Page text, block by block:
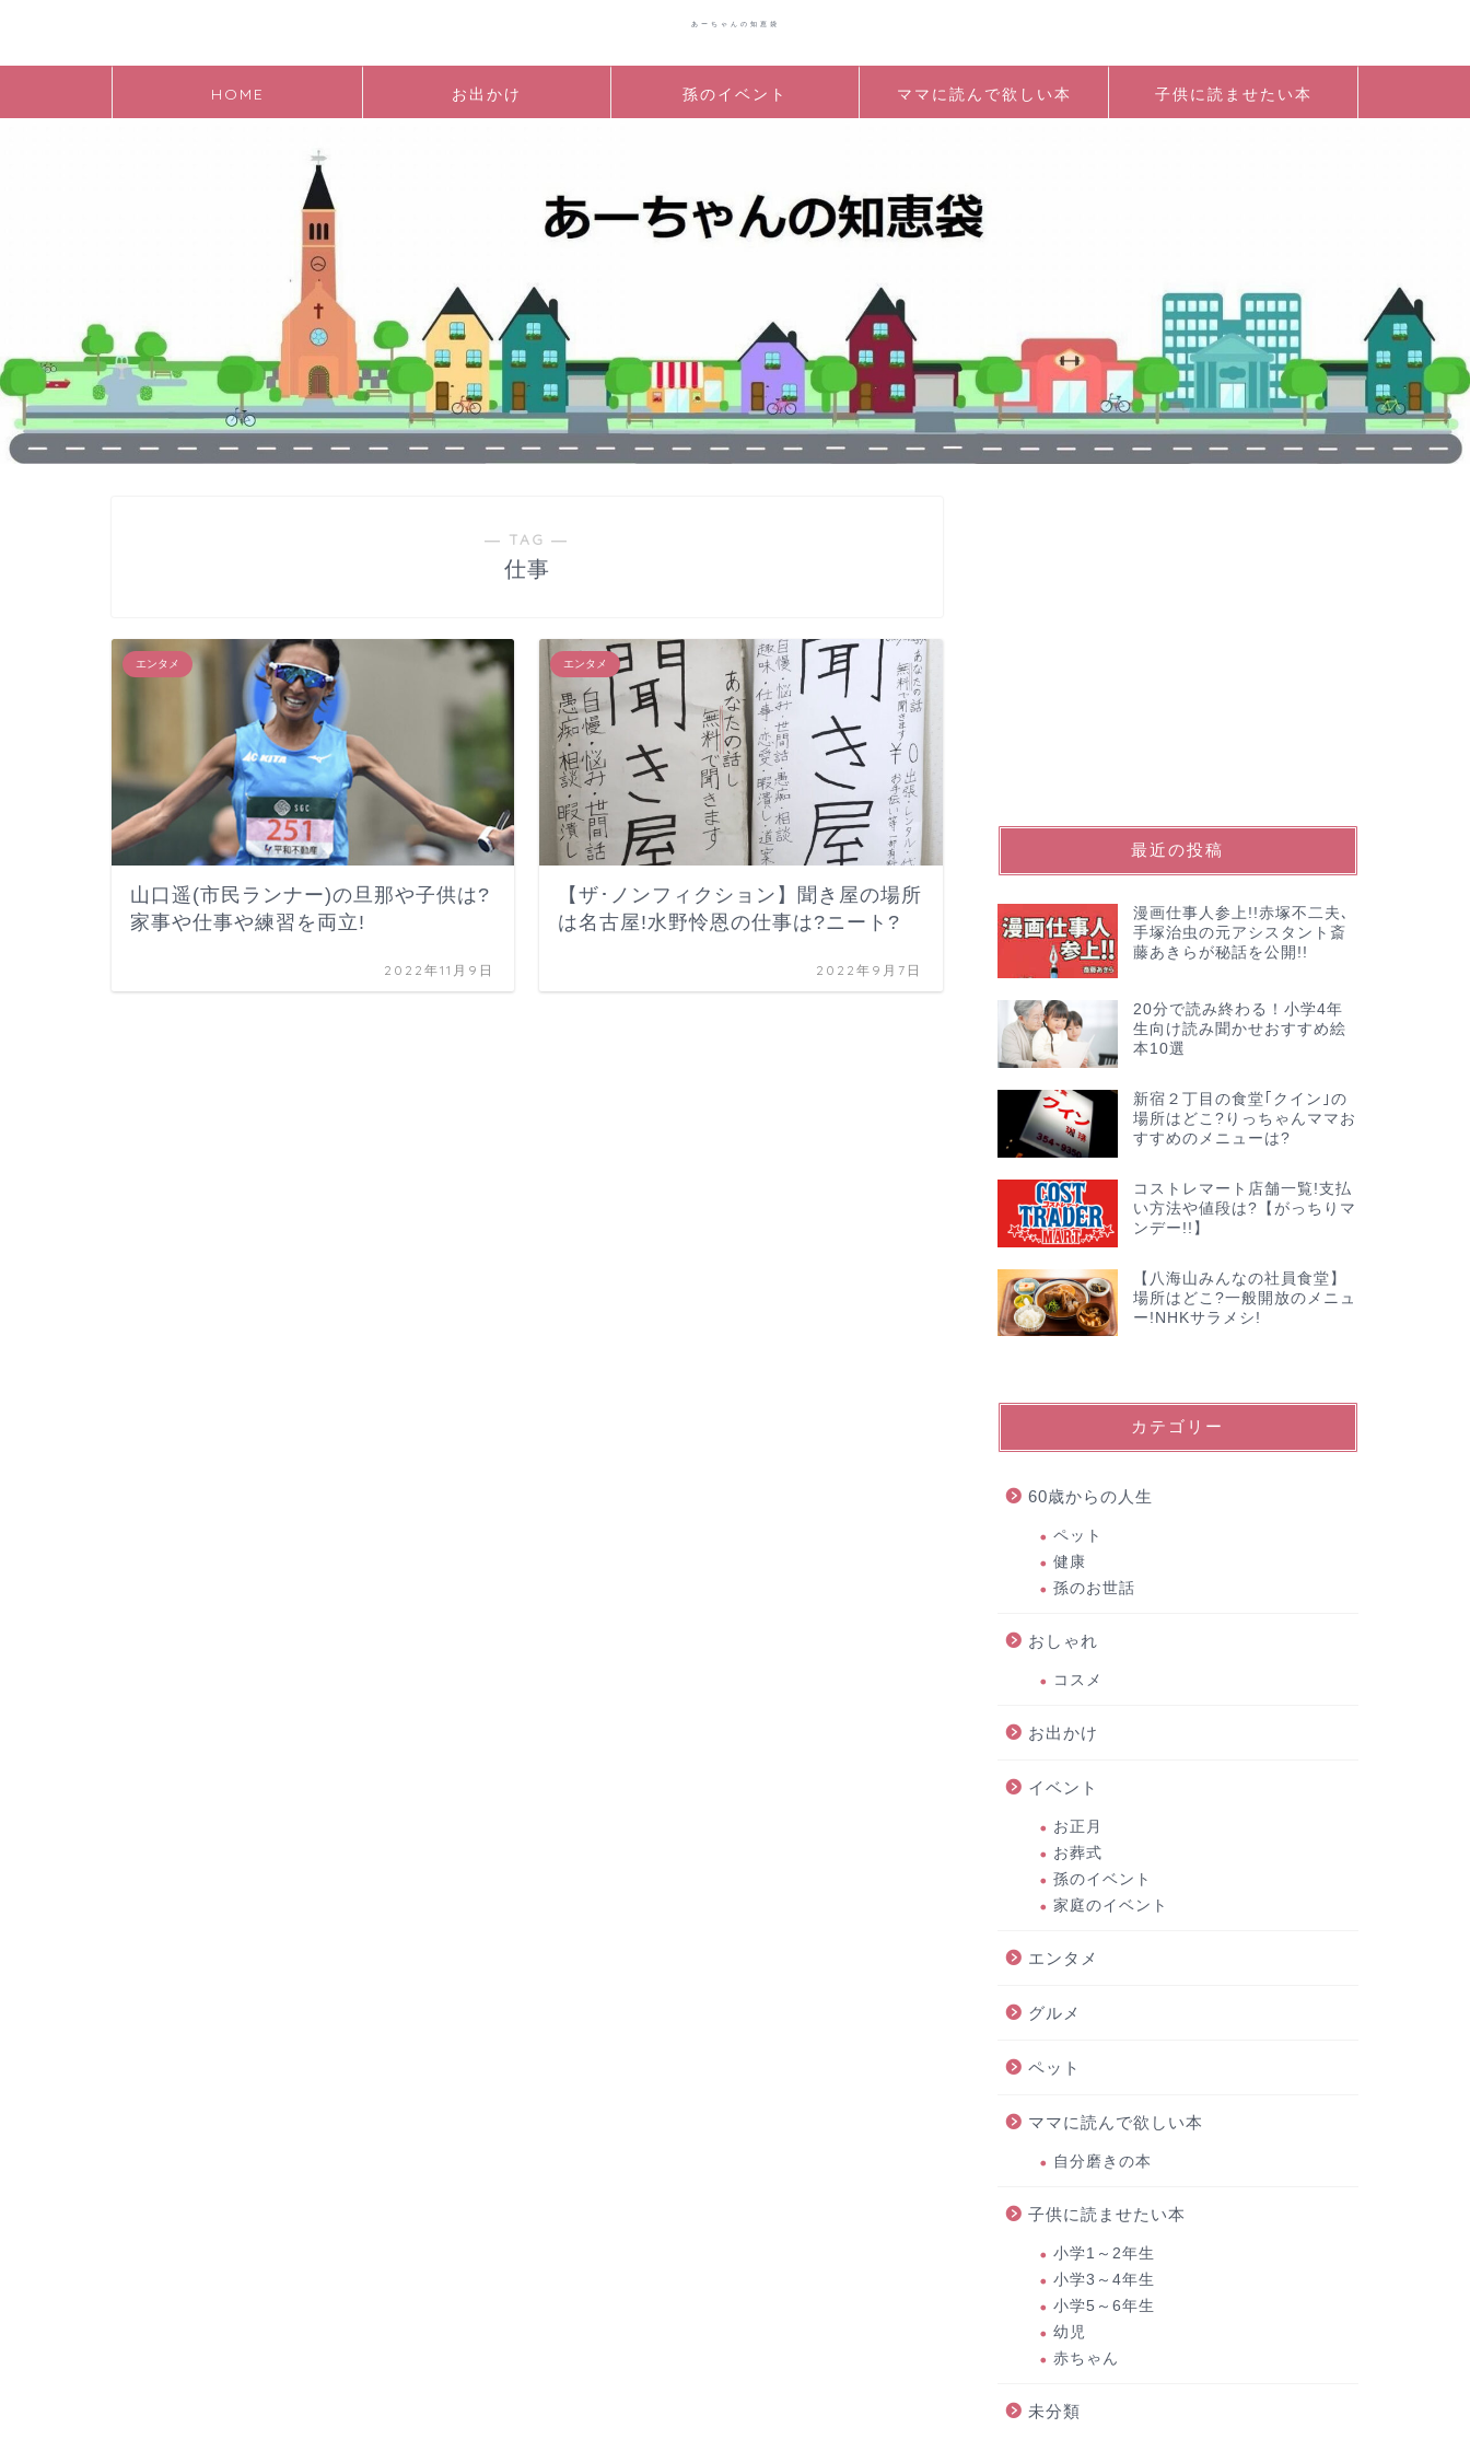
あーちゃんの知恵袋
HOME お出かけ 孫のイベント ママに読んで欲しい本 子供に読ませたい本
― TAG ―
仕事
エンタメ
山口遥(市民ランナー)の旦那や子供は?
家事や仕事や練習を両立!
2022年11月9日
エンタメ
【ザ･ノンフィクション】聞き屋の場所
は名古屋!水野怜恩の仕事は?ニート?
2022年9月7日
最近の投稿
漫画仕事人参上!!赤塚不二夫､
手塚治虫の元アシスタント斎
藤あきらが秘話を公開!!
20分で読み終わる！小学4年
生向け読み聞かせおすすめ絵
本10選
新宿２丁目の食堂｢クイン｣の
場所はどこ?りっちゃんママお
すすめのメニューは?
コストレマート店舗一覧!支払
い方法や値段は?【がっちりマ
ンデー!!】
【八海山みんなの社員食堂】
場所はどこ?一般開放のメニュ
ー!NHKサラメシ!
カテゴリー
60歳からの人生
ペット
健康
孫のお世話
おしゃれ
コスメ
お出かけ
イベント
お正月
お葬式
孫のイベント
家庭のイベント
エンタメ
グルメ
ペット
ママに読んで欲しい本
自分磨きの本
子供に読ませたい本
小学1～2年生
小学3～4年生
小学5～6年生
幼児
赤ちゃん
未分類